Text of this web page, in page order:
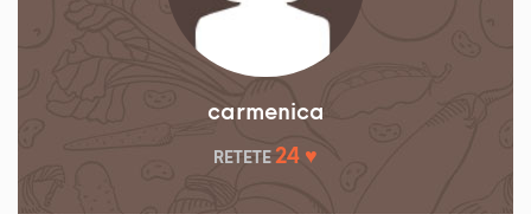
carmenica
RETETE 24 ♥